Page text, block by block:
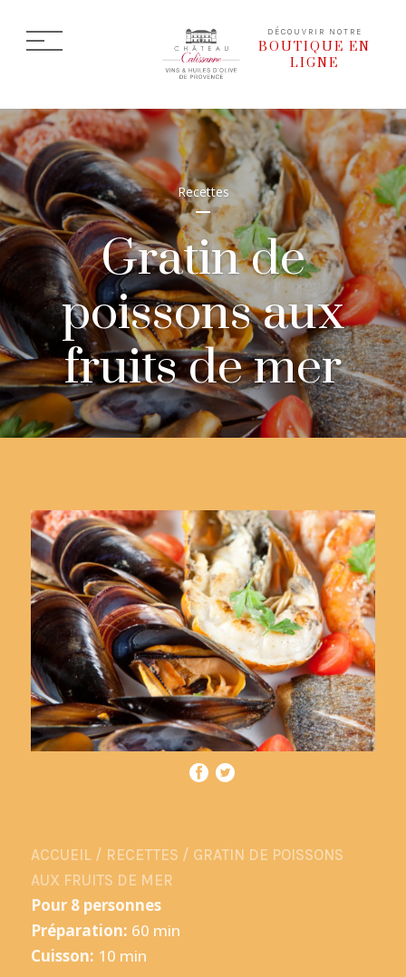
DÉCOUVRIR NOTRE
BOUTIQUE EN
LIGNE
Recettes
Gratin de
poissons aux
fruits de mer
ACCUEIL/ RECETTES / GRATIN DE POISSONS
AUX FRUITS DE MER
Pour 8 personnes
Préparation: 60 min
Cuisson: 10 min